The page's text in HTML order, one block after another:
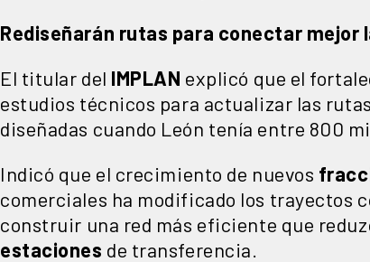
Rediseñarán rutas para conectar mejor
El titular del IMPLAN explicó que el
estudios técnicos para actualizar las
diseñadas cuando León tenía entre 800
Indicó que el crecimiento de nuevos
comerciales ha modificado los trayectos
construir una red más eficiente que
estaciones de transferencia.